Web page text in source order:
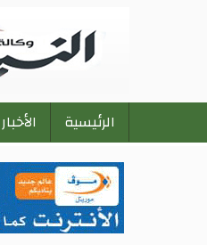
Main
navigation
الرئيسية الأخبار